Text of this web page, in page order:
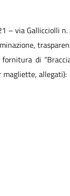
– via
fornitura di “
magliette, allegati):